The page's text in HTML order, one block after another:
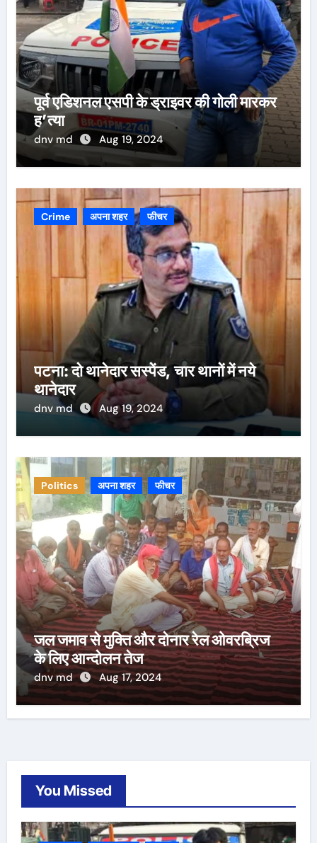
पूर्व एडिशनल एसपी के ड्राइवर की गोली मारकर
ह’त्या
dnv md Aug 19, 2024
Crime अपना शहर फीचर
पटना: दो थानेदार सस्पेंड, चार थानों में नये
थानेदार
dnv md Aug 19, 2024
Politics अपना शहर फीचर
जल जमाव से मुक्ति और दोनार रेल ओवरब्रिज
के लिए आन्दोलन तेज
dnv md Aug 17, 2024
You Missed